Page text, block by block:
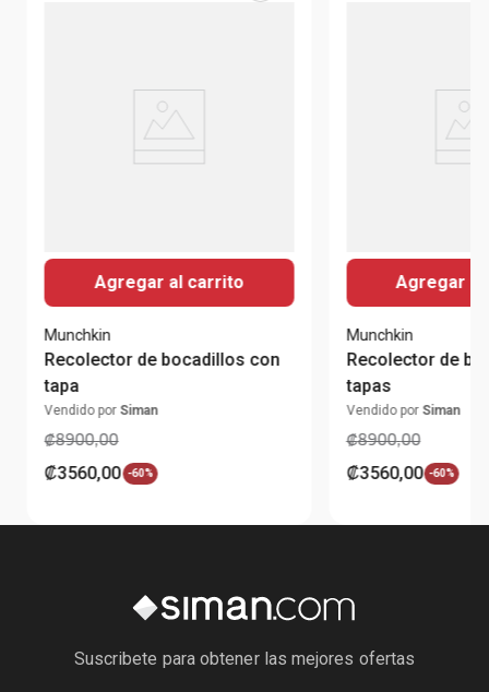
Agregar al carrito
Munchkin
Recolector de bocadillos con
tapa
Vendido por Siman
₡8900,00
₡3560,00 -60%
Agregar
Munchkin
Recolector de
tapas
Vendido por Siman
₡8900,00
₡3560,00 -60%
Suscribete para obtener las mejores ofertas